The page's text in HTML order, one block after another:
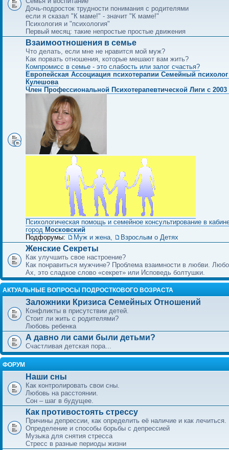
Дочь-подросток трудности понимания с родителями
если я сказал "К маме!" - значит "К маме!"
Психология и "психология"
Первый месяц: такие непростые простые движения
Взаимоотношения в семье
Что делать, если мне не нравится мой муж?
Как порвать отношения, которые мешают вам жить?
Компромисс в семье - это слабость или залог счастья?
Европейская Ассоциация психотерапии Семейный
Кулешова
Член Профессиональной Психотерапевтической Лиги с 2003
Психологическая помощь и семейное консультирование в
город Московский
Подфорумы:
Муж и жена, Взрослым о Детях
Женские Секреты
Как улучшить свое настроение?
Как понравиться мужчине? Проблема взаимности в любви.
Ах, это сладкое слово «секрет» или Исповедь болтушки.
АКТУАЛЬНЫЕ ВОПРОСЫ ПОДРОСТКОВОГО ВОЗРАСТА
Заложники Кризиса Семейных Отношений
Конфликты в присутствии детей.
Стоит ли жить с родителями?
Любовь ребенка
А давно ли сами были детьми?
Счастливая детская пора...
ФОРУМ
Наши сны
Как контролировать свои сны.
Любовь на расстоянии.
Сон – шаг в будущее.
Как противостоять стрессу
Причины депрессии, как определить её наличие и как лечиться.
Определение и способы борьбы с депрессией
Музыка для снятия стресса
Стресс в разные периоды жизни